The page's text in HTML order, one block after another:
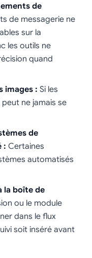
de
de messagerie ne
sur la
les outils ne
quand
images : Si les
ne jamais se
de
: Certaines
automatisés
la boîte de
ou le module
dans le flux
soit inséré avant